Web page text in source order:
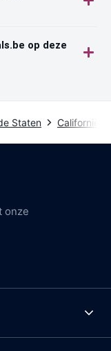
op deze
Staten Californië
onze